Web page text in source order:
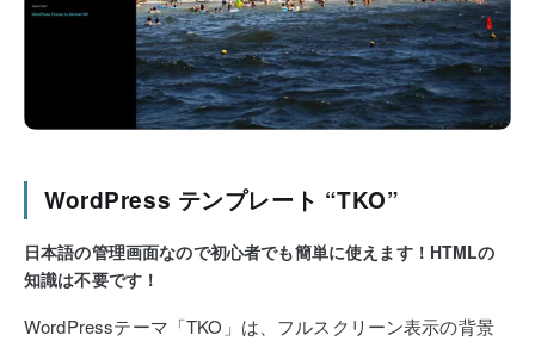
WordPress テンプレート “TKO”
日本語の管理画面なので初心者でも簡単に使えます！HTMLの
知識は不要です！
WordPressテーマ「TKO」は、フルスクリーン表示の背景